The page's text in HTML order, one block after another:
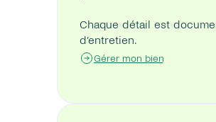
Chaque détail est
d’entretien.
Gérer mon bien